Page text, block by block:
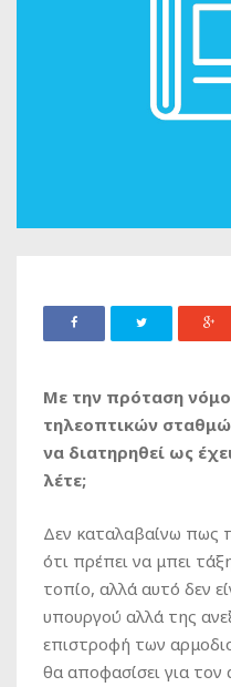
Με την πρόταση
τηλεοπτικών
να διατηρηθεί ως
λέτε;
Δεν καταλαβαίνω πως
ότι πρέπει να μπει
τοπίο, αλλά αυτό δεν
υπουργού αλλά της
επιστροφή των
θα αποφασίσει για